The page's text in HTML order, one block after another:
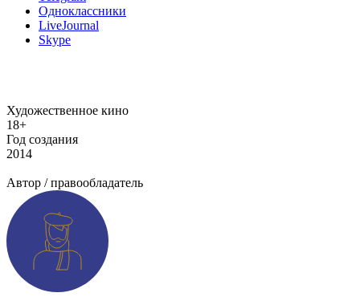
Одноклассники
LiveJournal
Skype
Художественное кино
18+
Год создания
2014
Автор / правообладатель